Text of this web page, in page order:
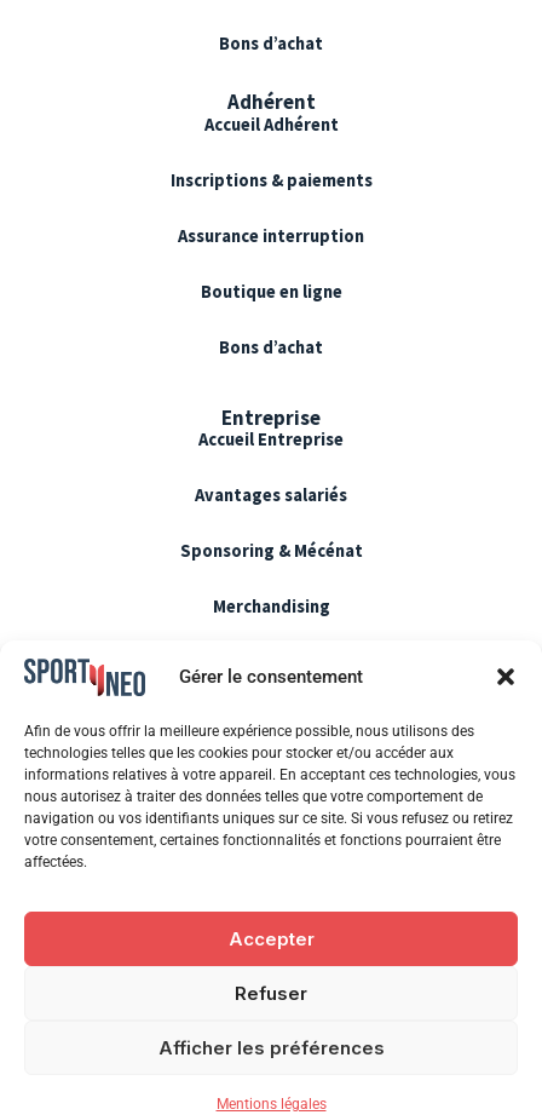
Gérer le consentement
Afin de vous offrir la meilleure expérience possible, nous utilisons des
technologies telles que les cookies pour stocker et/ou accéder aux
informations relatives à votre appareil. En acceptant ces technologies, vous
nous autorisez à traiter des données telles que votre comportement de
navigation ou vos identifiants uniques sur ce site. Si vous refusez ou retirez
votre consentement, certaines fonctionnalités et fonctions pourraient être
affectées.
Accepter
Refuser
Afficher les préférences
Mentions légales
Bons d’achat
Adhérent
Accueil Adhérent
Inscriptions & paiements
Assurance interruption
Boutique en ligne
Bons d’achat
Entreprise
Accueil Entreprise
Avantages salariés
Sponsoring & Mécénat
Merchandising
Mentions légales
CGU / CGV
Politique de cookie
Blog
FAQ
© 2026 SPORTYNEO. Tous droits réservés.
a
o
i
n